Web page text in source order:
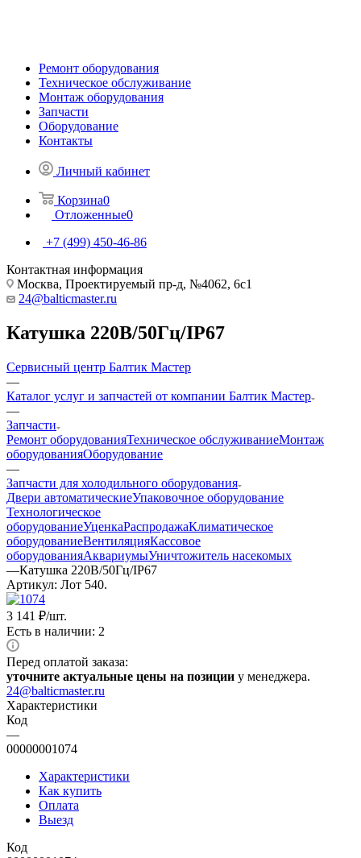
Ремонт оборудования
Техническое обслуживание
Монтаж оборудования
Запчасти
Оборудование
Контакты
Личный кабинет
Корзина0
Отложенные0
+7 (499) 450-46-86
Контактная информация
Москва, Проектируемый пр-д, №4062, 6с1
24@balticmaster.ru
Катушка 220В/50Гц/IP67
Сервисный центр Балтик Мастер
—
Каталог услуг и запчастей от компании Балтик Мастер
—
Запчасти
Ремонт оборудованияТехническое обслуживаниеМонтаж
оборудованияОборудование
—
Запчасти для холодильного оборудования
Двери автоматическиеУпаковочное оборудование
Технологическое
оборудованиеУценкаРаспродажаКлиматическое
оборудованиеВентиляцияКассовое
оборудованияАквариумыУничтожитель насекомых
—Катушка 220В/50Гц/IP67
Артикул: Лот 540.
3 141 ₽/шт.
Есть в наличии: 2
Перед оплатой заказа:
уточните актуальные цены на позиции у менеджера.
24@balticmaster.ru
Характеристики
Код
—
00000001074
Характеристики
Как купить
Оплата
Выезд
Код